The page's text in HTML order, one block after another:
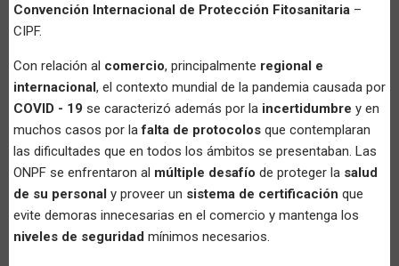
Convención Internacional de Protección Fitosanitaria –
CIPF.
Con relación al comercio, principalmente regional e
internacional, el contexto mundial de la pandemia causada por
COVID - 19 se caracterizó además por la incertidumbre y en
muchos casos por lafalta de protocolos que contemplaran
las dificultades que en todos los ámbitos se presentaban. Las
ONPF se enfrentaron al múltiple desafío de proteger la salud
de su personal y proveer un sistema de certificación que
evite demoras innecesarias en el comercio y mantenga los
niveles de seguridad mínimos necesarios.